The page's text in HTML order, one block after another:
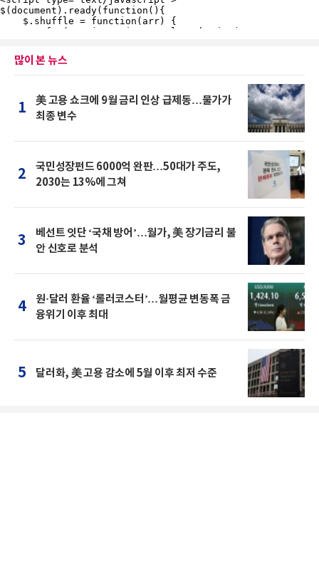
많이 본 뉴스
1
美 고용 쇼크에 9월 금리 인상 급제동…물가가
최종 변수
2
국민성장펀드 6000억 완판…50대가 주도,
2030는 13%에 그쳐
3
베선트 잇단 ‘국채 방어’…월가, 美 장기금리 불
안 신호로 분석
4
원·달러 환율 ‘롤러코스터’…월평균 변동폭 금
융위기 이후 최대
5 달러화, 美 고용 감소에 5월 이후 최저 수준